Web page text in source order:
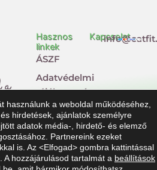
a
Hasznos
linkek
ÁSZF
Adatvédelmi
tájékoztató
Impresszum
Jogi
nyilatkozat
Dolgozz
Kapcsolat
használunk a weboldal működéséhez,
hirdetések, ajánlatok személyre
adatok média-, hirdető- és elemző
Partnereink ezeket
is. Az <Elfogad> gombra kattintással
A hozzájárulásod tartalmát a beállítások